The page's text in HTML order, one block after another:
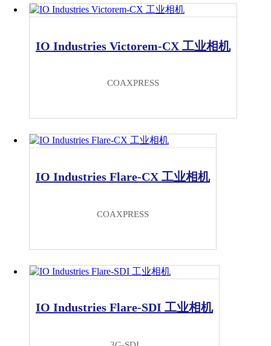
IO Industries Victorem-CX 工业相机
COAXPRESS
IO Industries Flare-CX 工业相机
COAXPRESS
IO Industries Flare-SDI 工业相机